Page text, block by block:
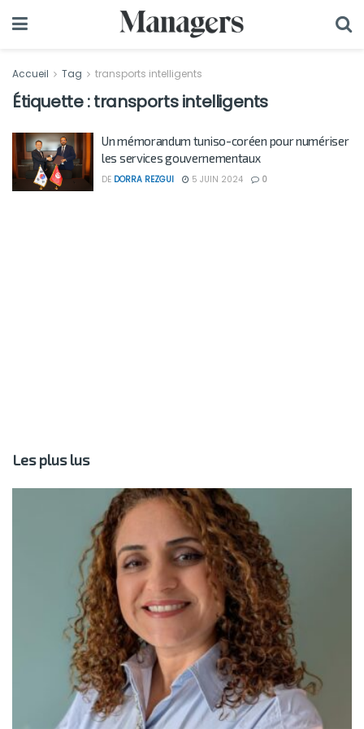
Accueil Tag transports intelligents
Étiquette :transports intelligents
Un mémorandum tuniso-coréen pour numériser
les services gouvernementaux
DE DORRA REZGUI 5 JUIN 2024 0
Les plus lus